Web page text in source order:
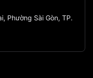
Phường Sài Gòn, TP.